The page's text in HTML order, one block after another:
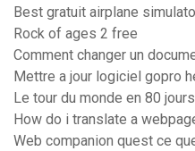
Best gratuit airplane
Rock of ages 2 free
Comment changer un
Mettre a jour logiciel gopro
Le tour du monde en 80
How do i translate a
Web companion quest ce